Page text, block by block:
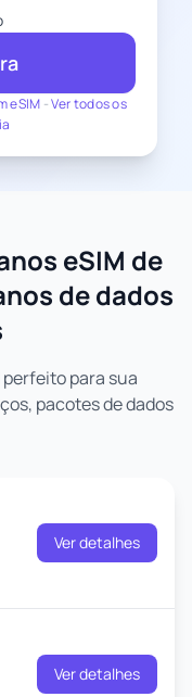
eSIM -Ver todos os
eSIM de
de dados
perfeito para sua
pacotes de dados
Ver detalhes
Ver detalhes